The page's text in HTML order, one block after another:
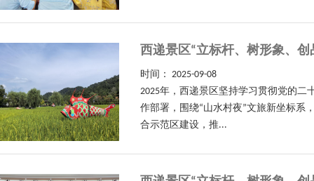
西递景区“立标杆、树形象、
时间： 2025-09-08
2025年，西递景区坚持学习贯彻党的
作部署，围绕“山水村夜”文旅新坐标系
合示范区建设，推...